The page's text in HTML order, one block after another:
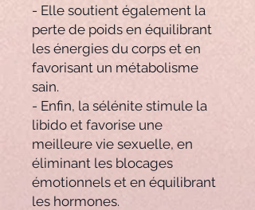
- Elle soutient également la
perte de poids en équilibrant
les énergies du corps et en
favorisant un métabolisme
sain.
- Enfin, la sélénite stimule la
libido et favorise une
meilleure vie sexuelle, en
éliminant les blocages
émotionnels et en équilibrant
les hormones.